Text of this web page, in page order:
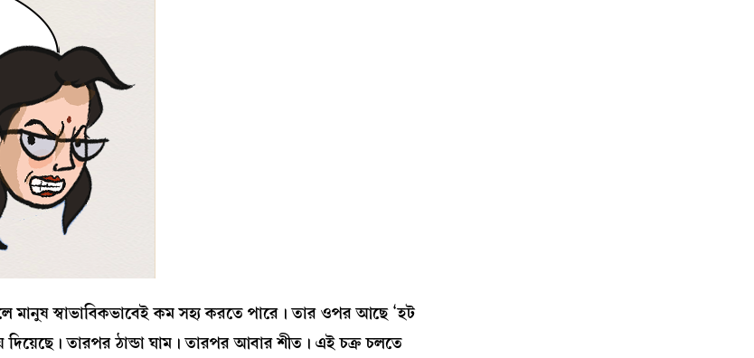
মানুষ স্বাভাবিকভাবেই কম সহ্য করতে পারে। তার ওপর আছে ‘হট
তারপর ঠান্ডা ঘাম। তারপর আবার শীত। এই চক্র চলতে